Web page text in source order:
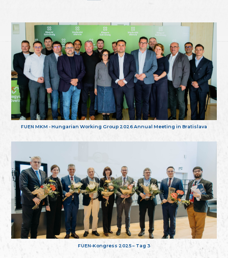
FUEN MKM - Hungarian Working Group 2026 Annual Meeting in Bratislava
FUEN-Kongress 2025 – Tag 3